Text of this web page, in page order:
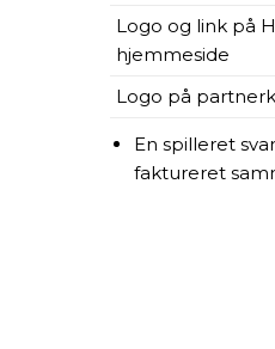
Logo og link på
hjemmeside
Logo på
En spilleret
faktureret